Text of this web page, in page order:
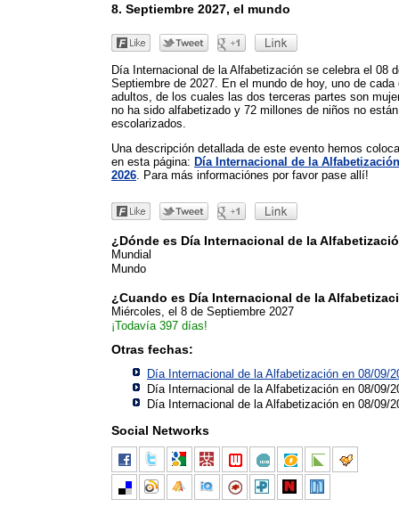
8. Septiembre 2027, el mundo
Día Internacional de la Alfabetización se celebra el 08
Septiembre de 2027. En el mundo de hoy, uno de cada
adultos, de los cuales las dos terceras partes son
no ha sido alfabetizado y 72 millones de niños no están
escolarizados.
Una descripción detallada de este evento hemos
en esta página: Día Internacional de la Alfabetización
2026 . Para más informaciónes por favor pase allí!
¿Dónde es Día Internacional de la
Mundial
Mundo
¿Cuando es Día Internacional de la
Miércoles, el 8 de Septiembre 2027
¡Todavía 397 días!
Otras fechas:
Día Internacional de la Alfabetización en 08/09/
Día Internacional de la Alfabetización en 08/09/
Día Internacional de la Alfabetización en 08/09/
Social Networks